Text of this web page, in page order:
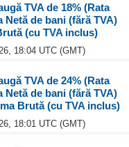
TVA de 18% (Rata
Netă de bani (fără TVA)
(cu TVA inclus)
18:04 UTC (GMT)
TVA de 24% (Rata
Netă de bani (fără TVA)
Brută (cu TVA inclus)
18:01 UTC (GMT)